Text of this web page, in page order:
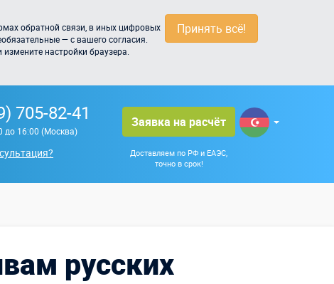
Принять всё!
обратной связи, в иных цифровых
— с вашего согласия.
настройки браузера.
705-82-41
до 16:00 (Москва)
Заявка на расчёт
Доставляем по РФ и ЕАЭС,
точно в срок!
русских